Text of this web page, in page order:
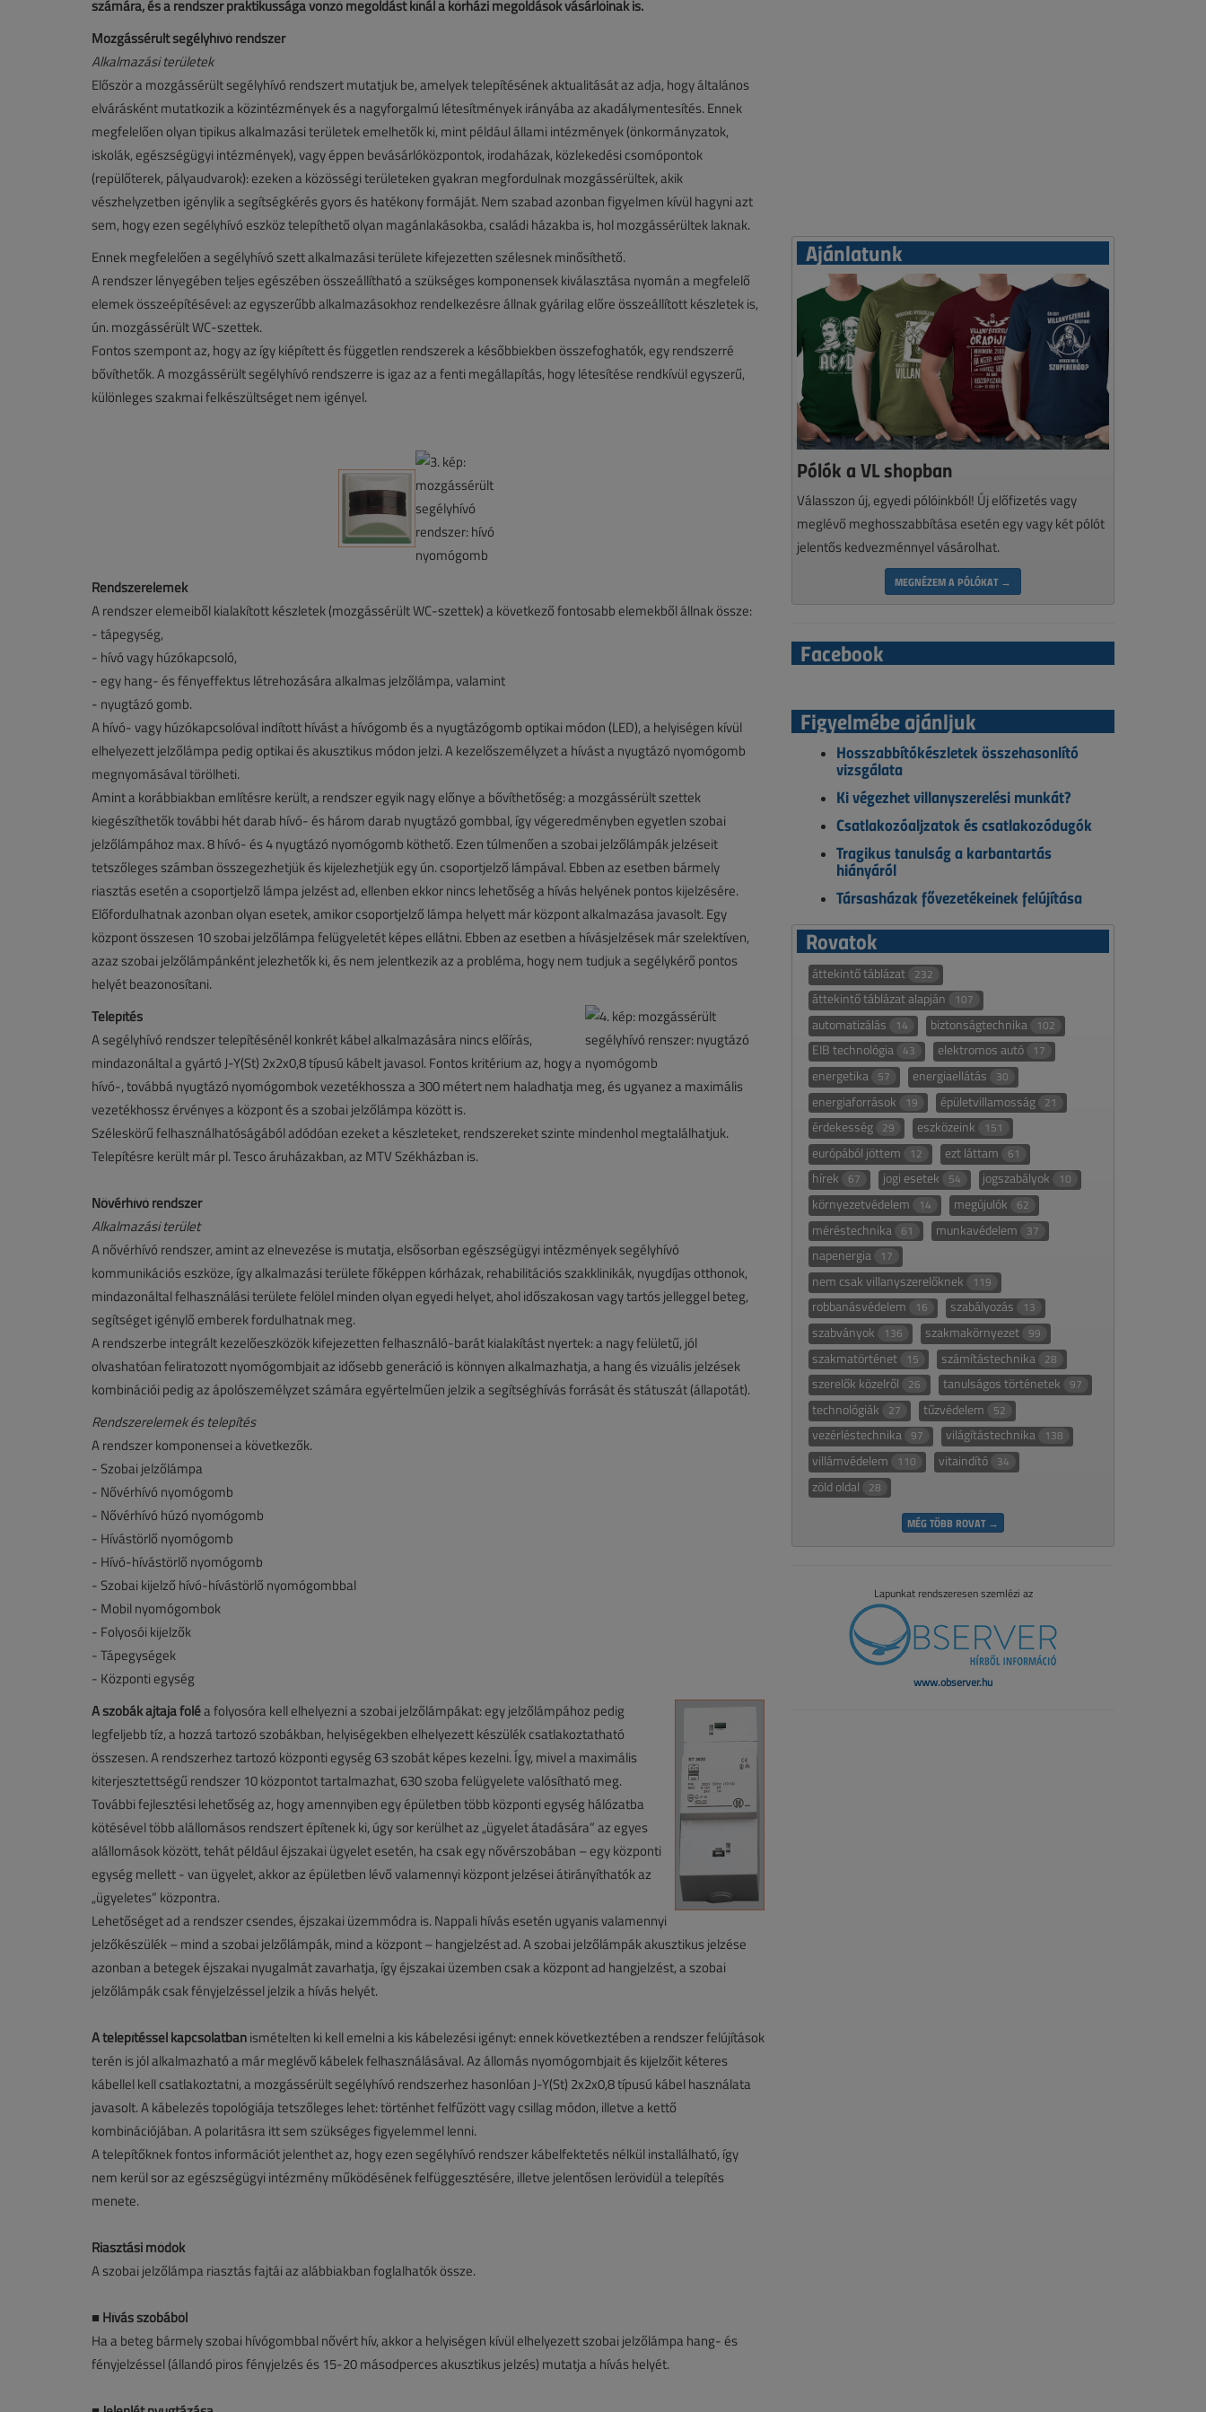
számára, és a rendszer praktikussága vonzó megoldást kínál a kórházi megoldások vásárlóinak is.
Mozgássérült segélyhívó rendszer
Alkalmazási területek
Először a mozgássérült segélyhívó rendszert mutatjuk be, amelyek telepítésének aktualitását az adja, hogy általános
elvárásként mutatkozik a közintézmények és a nagyforgalmú létesítmények irányába az akadálymentesítés. Ennek
megfelelően olyan tipikus alkalmazási területek emelhetők ki, mint például állami intézmények (önkormányzatok,
iskolák, egészségügyi intézmények), vagy éppen bevásárlóközpontok, irodaházak, közlekedési csomópontok
(repülőterek, pályaudvarok): ezeken a közösségi területeken gyakran megfordulnak mozgássérültek, akik
vészhelyzetben igénylik a segítségkérés gyors és hatékony formáját. Nem szabad azonban figyelmen kívül hagyni azt
sem, hogy ezen segélyhívó eszköz telepíthető olyan magánlakásokba, családi házakba is, hol mozgássérültek laknak.
Ennek megfelelően a segélyhívó szett alkalmazási területe kifejezetten szélesnek minősíthető.
A rendszer lényegében teljes egészében összeállítható a szükséges komponensek kiválasztása nyomán a megfelelő
elemek összeépítésével: az egyszerűbb alkalmazásokhoz rendelkezésre állnak gyárilag előre összeállított készletek is,
ún. mozgássérült WC-szettek.
Fontos szempont az, hogy az így kiépített és független rendszerek a későbbiekben összefoghatók, egy rendszerré
bővíthetők. A mozgássérült segélyhívó rendszerre is igaz az a fenti megállapítás, hogy létesítése rendkívül egyszerű,
különleges szakmai felkészültséget nem igényel.
Rendszerelemek
A rendszer elemeiből kialakított készletek (mozgássérült WC-szettek) a következő fontosabb elemekből állnak össze:
- tápegység,
- hívó vagy húzókapcsoló,
- egy hang- és fényeffektus létrehozására alkalmas jelzőlámpa, valamint
- nyugtázó gomb.
A hívó- vagy húzókapcsolóval indított hívást a hívógomb és a nyugtázógomb optikai módon (LED), a helyiségen kívül
elhelyezett jelzőlámpa pedig optikai és akusztikus módon jelzi. A kezelőszemélyzet a hívást a nyugtázó nyomógomb
megnyomásával törölheti.
Amint a korábbiakban említésre került, a rendszer egyik nagy előnye a bővíthetőség: a mozgássérült szettek
kiegészíthetők további hét darab hívó- és három darab nyugtázó gombbal, így végeredményben egyetlen szobai
jelzőlámpához max. 8 hívó- és 4 nyugtázó nyomógomb köthető. Ezen túlmenően a szobai jelzőlámpák jelzéseit
tetszőleges számban összegezhetjük és kijelezhetjük egy ún. csoportjelző lámpával. Ebben az esetben bármely
riasztás esetén a csoportjelző lámpa jelzést ad, ellenben ekkor nincs lehetőség a hívás helyének pontos kijelzésére.
Előfordulhatnak azonban olyan esetek, amikor csoportjelző lámpa helyett már központ alkalmazása javasolt. Egy
központ összesen 10 szobai jelzőlámpa felügyeletét képes ellátni. Ebben az esetben a hívásjelzések már szelektíven,
azaz szobai jelzőlámpánként jelezhetők ki, és nem jelentkezik az a probléma, hogy nem tudjuk a segélykérő pontos
helyét beazonosítani.
Telepítés
A segélyhívó rendszer telepítésénél konkrét kábel alkalmazására nincs előírás,
mindazonáltal a gyártó J-Y(St) 2x2x0,8 típusú kábelt javasol. Fontos kritérium az, hogy a
hívó-, továbbá nyugtázó nyomógombok vezetékhossza a 300 métert nem haladhatja meg, és ugyanez a maximális
vezetékhossz érvényes a központ és a szobai jelzőlámpa között is.
Széleskörű felhasználhatóságából adódóan ezeket a készleteket, rendszereket szinte mindenhol megtalálhatjuk.
Telepítésre került már pl. Tesco áruházakban, az MTV Székházban is.
Nővérhívó rendszer
Alkalmazási terület
A nővérhívó rendszer, amint az elnevezése is mutatja, elsősorban egészségügyi intézmények segélyhívó
kommunikációs eszköze, így alkalmazási területe főképpen kórházak, rehabilitációs szakklinikák, nyugdíjas otthonok,
mindazonáltal felhasználási területe felölel minden olyan egyedi helyet, ahol időszakosan vagy tartós jelleggel beteg,
segítséget igénylő emberek fordulhatnak meg.
A rendszerbe integrált kezelőeszközök kifejezetten felhasználó-barát kialakítást nyertek: a nagy felületű, jól
olvashatóan feliratozott nyomógombjait az idősebb generáció is könnyen alkalmazhatja, a hang és vizuális jelzések
kombinációi pedig az ápolószemélyzet számára egyértelműen jelzik a segítséghívás forrását és státuszát (állapotát).
Rendszerelemek és telepítés
A rendszer komponensei a következők.
- Szobai jelzőlámpa
- Nővérhívó nyomógomb
- Nővérhívó húzó nyomógomb
- Hívástörlő nyomógomb
- Hívó-hívástörlő nyomógomb
- Szobai kijelző hívó-hívástörlő nyomógombbal
- Mobil nyomógombok
- Folyosói kijelzők
- Tápegységek
- Központi egység
A szobák ajtaja föléa folyosóra kell elhelyezni a szobai jelzőlámpákat: egy jelzőlámpához pedig
legfeljebb tíz, a hozzá tartozó szobákban, helyiségekben elhelyezett készülék csatlakoztatható
összesen. A rendszerhez tartozó központi egység 63 szobát képes kezelni. Így, mivel a maximális
kiterjesztettségű rendszer 10 központot tartalmazhat, 630 szoba felügyelete valósítható meg.
További fejlesztési lehetőség az, hogy amennyiben egy épületben több központi egység hálózatba
kötésével több alállomásos rendszert építenek ki, úgy sor kerülhet az „ügyelet átadására” az egyes
alállomások között, tehát például éjszakai ügyelet esetén, ha csak egy nővérszobában – egy központi
egység mellett - van ügyelet, akkor az épületben lévő valamennyi központ jelzései átirányíthatók az
„ügyeletes” központra.
Lehetőséget ad a rendszer csendes, éjszakai üzemmódra is. Nappali hívás esetén ugyanis valamennyi
jelzőkészülék – mind a szobai jelzőlámpák, mind a központ – hangjelzést ad. A szobai jelzőlámpák akusztikus jelzése
azonban a betegek éjszakai nyugalmát zavarhatja, így éjszakai üzemben csak a központ ad hangjelzést, a szobai
jelzőlámpák csak fényjelzéssel jelzik a hívás helyét.
A telepítéssel kapcsolatbanismételten ki kell emelni a kis kábelezési igényt: ennek következtében a rendszer felújítások
terén is jól alkalmazható a már meglévő kábelek felhasználásával. Az állomás nyomógombjait és kijelzőit kéteres
kábellel kell csatlakoztatni, a mozgássérült segélyhívó rendszerhez hasonlóan J-Y(St) 2x2x0,8 típusú kábel használata
javasolt. A kábelezés topológiája tetszőleges lehet: történhet felfűzött vagy csillag módon, illetve a kettő
kombinációjában. A polaritásra itt sem szükséges figyelemmel lenni.
A telepítőknek fontos információt jelenthet az, hogy ezen segélyhívó rendszer kábelfektetés nélkül installálható, így
nem kerül sor az egészségügyi intézmény működésének felfüggesztésére, illetve jelentősen lerövidül a telepítés
menete.
Riasztási módok
A szobai jelzőlámpa riasztás fajtái az alábbiakban foglalhatók össze.
■ Hívás szobából
Ha a beteg bármely szobai hívógombbal nővért hív, akkor a helyiségen kívül elhelyezett szobai jelzőlámpa hang- és
fényjelzéssel (állandó piros fényjelzés és 15-20 másodperces akusztikus jelzés) mutatja a hívás helyét.
Ajánlatunk
Pólók a VL shopban
Válasszon új, egyedi pólóinkból! Új előfizetés vagy
meglévő meghosszabbítása esetén egy vagy két pólót
jelentős kedvezménnyel vásárolhat.
MEGNÉZEM A PÓLÓKAT →
Facebook
Figyelmébe ajánljuk
Hosszabbítókészletek összehasonlító
vizsgálata
Ki végezhet villanyszerelési munkát?
Csatlakozóaljzatok és csatlakozódugók
Tragikus tanulság a karbantartás
hiányáról
Társasházak fővezetékeinek felújítása
Rovatok
áttekintő táblázat 232
áttekintő táblázat alapján 107
automatizálás 14 biztonságtechnika 102
EIB technológia 43 elektromos autó 17
energetika 57 energiaellátás 30
energiaforrások 19 épületvillamosság 21
érdekesség 29 eszközeink 151
európából jöttem 12 ezt láttam 61
hírek 67 jogi esetek 54 jogszabályok 10
környezetvédelem 14 megújulók 62
méréstechnika 61 munkavédelem 37
napenergia 17
nem csak villanyszerelőknek 119
robbanásvédelem 16 szabályozás 13
szabványok 136 szakmakörnyezet 99
szakmatörténet 15 számítástechnika 28
szerelők közelről 26 tanulságos történetek 97
technológiák 27 tűzvédelem 52
vezérléstechnika 97 világítástechnika 138
villámvédelem 110 vitaindító 34
zöld oldal 28
MÉG TÖBB ROVAT →
Lapunkat rendszeresen szemlézi az
www.observer.hu